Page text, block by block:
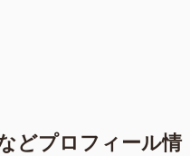
どプロフィール情